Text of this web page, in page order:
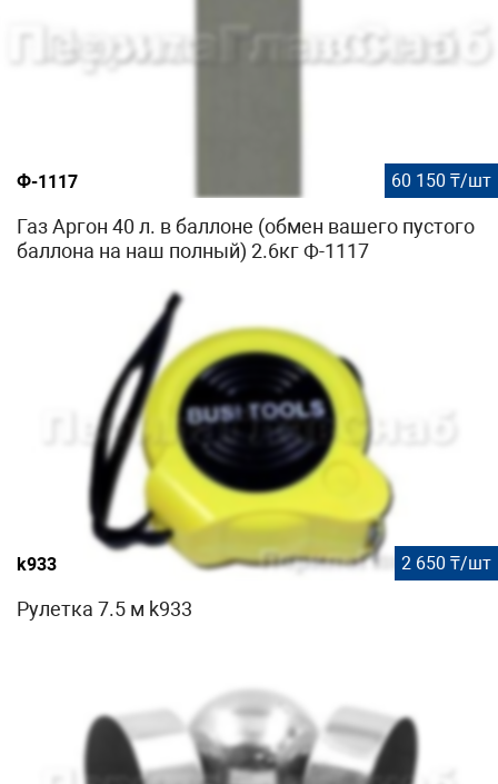
Ф-1117 60 150 ₸/шт
Газ Аргон 40 л. в баллоне (обмен вашего пустого
баллона на наш полный) 2.6кг Ф-1117
k933 2 650 ₸/шт
Рулетка 7.5 м k933